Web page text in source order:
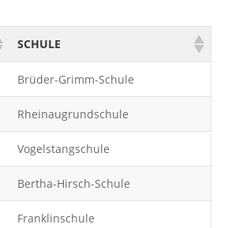
SCHULE
Brüder-Grimm-Schule
Rheinaugrundschule
Vogelstangschule
Bertha-Hirsch-Schule
Franklinschule